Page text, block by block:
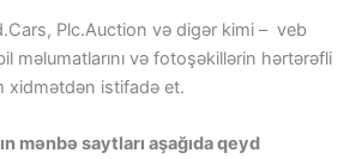
Plc.Auction və digər kimi – veb
məlumatlarını və fotoşəkillərin hərtərəfli
xidmətdən istifadə et.
mənbə saytları aşağıda qeyd